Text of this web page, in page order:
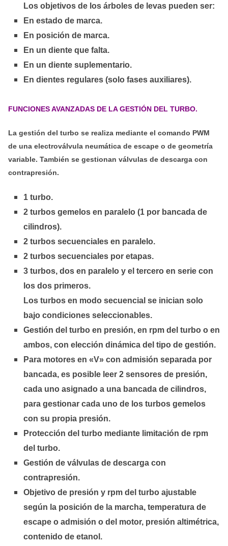
Los objetivos de los árboles de levas pueden ser:
En estado de marca.
En posición de marca.
En un diente que falta.
En un diente suplementario.
En dientes regulares (solo fases auxiliares).
FUNCIONES AVANZADAS DE LA GESTIÓN DEL TURBO.
La gestión del turbo se realiza mediante el comando PWM
de una electroválvula neumática de escape o de geometría
variable. También se gestionan válvulas de descarga con
contrapresión.
1 turbo.
2 turbos gemelos en paralelo (1 por bancada de
cilindros).
2 turbos secuenciales en paralelo.
2 turbos secuenciales por etapas.
3 turbos, dos en paralelo y el tercero en serie con
los dos primeros.
Los turbos en modo secuencial se inician solo
bajo condiciones seleccionables.
Gestión del turbo en presión, en rpm del turbo o en
ambos, con elección dinámica del tipo de gestión.
Para motores en «V» con admisión separada por
bancada, es posible leer 2 sensores de presión,
cada uno asignado a una bancada de cilindros,
para gestionar cada uno de los turbos gemelos
con su propia presión.
Protección del turbo mediante limitación de rpm
del turbo.
Gestión de válvulas de descarga con
contrapresión.
Objetivo de presión y rpm del turbo ajustable
según la posición de la marcha, temperatura de
escape o admisión o del motor, presión altimétrica,
contenido de etanol.